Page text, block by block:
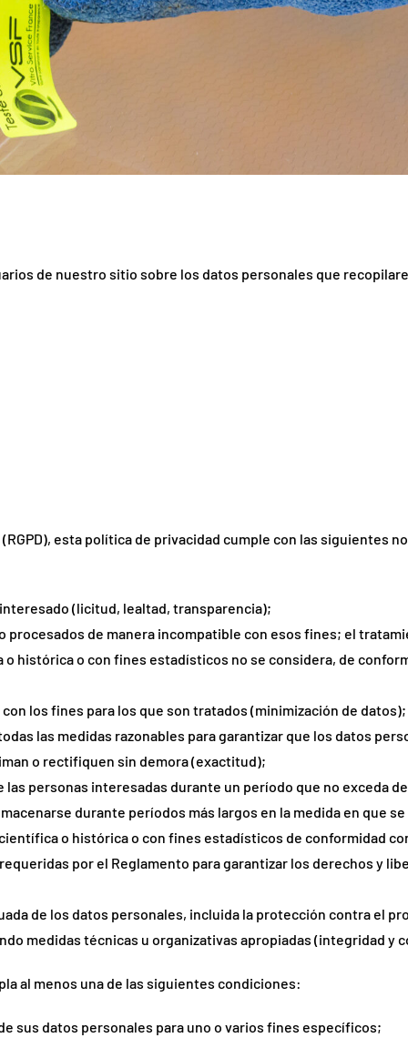
de nuestro sitio sobre los datos personales que
esta política de privacidad cumple con las siguientes
(licitud, lealtad, transparencia);
procesados de manera incompatible con esos fines; el
histórica o con fines estadísticos no se considera, de
los fines para los que son tratados (minimización de datos);
las medidas razonables para garantizar que los datos
o rectifiquen sin demora (exactitud);
personas interesadas durante un período que no exceda
durante períodos más largos en la medida en que
o histórica o con fines estadísticos de conformidad
por el Reglamento para garantizar los derechos y
de los datos personales, incluida la protección contra el
medidas técnicas u organizativas apropiadas (integridad y
al menos una de las siguientes condiciones:
sus datos personales para uno o varios fines específicos;